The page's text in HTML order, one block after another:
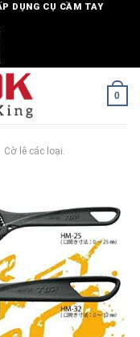
DỤNG CỤ CẦM TAY
0
Cờ lê các loại.